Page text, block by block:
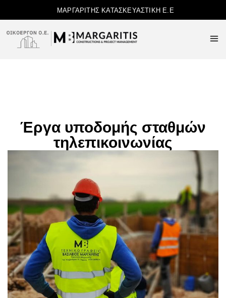
ΜΑΡΓΑΡΙΤΗΣ ΚΑΤΑΣΚΕΥΑΣΤΙΚΗ Ε.Ε
Έργα υποδομής σταθμών
τηλεπικοινωνίας